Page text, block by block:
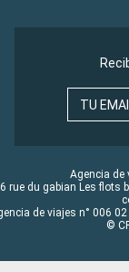
TU
Agencia de
rue du gabian Les flots
de viajes n° 006
©